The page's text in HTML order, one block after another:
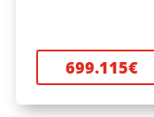
699.115€